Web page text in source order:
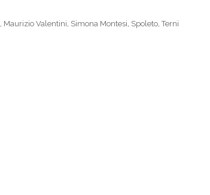
, Maurizio Valentini, Simona Montesi, Spoleto,Terni